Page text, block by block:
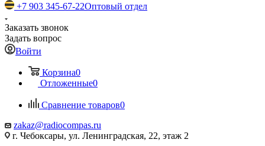
+7 903 345-67-22Оптовый отдел
Заказать звонок
Задать вопрос
Войти
Корзина0
Отложенные0
Сравнение товаров0
zakaz@radiocompas.ru
г. Чебоксары, ул. Ленинградская, 22, этаж 2